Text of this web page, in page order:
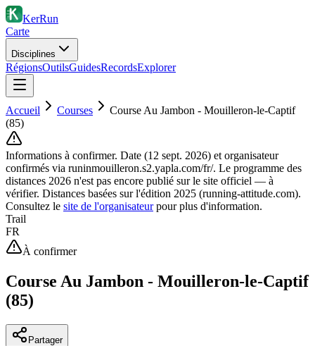
KerRun
Carte
Disciplines
RégionsOutilsGuidesRecordsExplorer
Accueil Courses
Course Au Jambon - Mouilleron-le-Captif
(85)
Informations à confirmer. Date (12 sept. 2026) et organisateur
confirmés via runinmouilleron.s2.yapla.com/fr/. Le programme des
distances 2026 n'est pas encore publié sur le site officiel — à
vérifier. Distances basées sur l'édition 2025 (running-attitude.com).
Consultez le site de l'organisateur pour plus d'information.
Trail
FR
À confirmer
Course Au Jambon - Mouilleron-le-Captif
(85)
Partager